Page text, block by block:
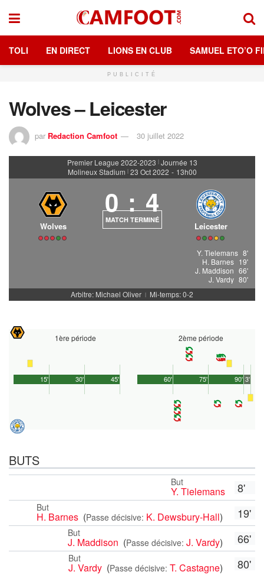
TOLI EN DIRECT LIONS EN CLUB SAMUEL ETO’O
PUBLICITÉ
Wolves – Leicester
par Redaction Camfoot 30 juillet 2022
Premier League 2022-2023 | Journée 13
Molineux Stadium | 23 Oct 2022 - 13h00
Wolves
0 : 4
MATCH TERMINÉ
Leicester
Y. Tielemans 8'
H. Barnes 19'
J. Maddison 66'
J. Vardy 80'
Arbitre: Michael Oliver | Mi-temps: 0-2
1ère période
45'
15' 30'
2ème période
90'
60' 75' 3'
BUTS
8'
But
Y. Tielemans
19'
But
H. Barnes (Passe décisive: K. Dewsbury-Hall)
66'
But
J. Maddison (Passe décisive: J. Vardy)
80'
But
J. Vardy (Passe décisive: T. Castagne)